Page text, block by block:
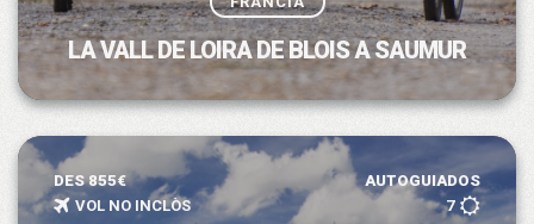
LA VALL DE LOIRA DE BLOIS A SAUMUR
DES 855€
AUTOGUIADOS
VOL NO INCLÒS
7